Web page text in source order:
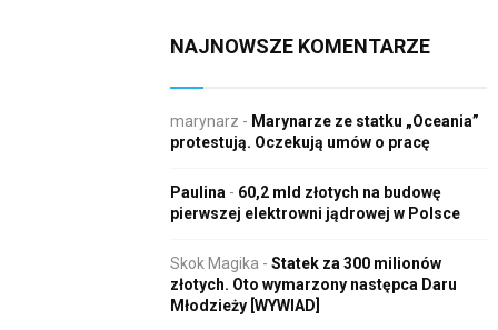
NAJNOWSZE KOMENTARZE
marynarz - Marynarze ze statku „Oceania”
protestują. Oczekują umów o pracę
Paulina - 60,2 mld złotych na budowę
pierwszej elektrowni jądrowej w Polsce
Skok Magika - Statek za 300 milionów
złotych. Oto wymarzony następca Daru
Młodzieży [WYWIAD]